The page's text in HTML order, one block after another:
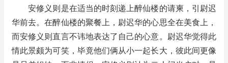
安修义则是在适当的时刻递上醉仙楼的请柬，引尉迟
华前去。在醉仙楼的聚餐上，尉迟华的心思全在美食上，
而安修义则直言不讳地表达了自己的心意。尉迟华觉得此
情此景颇为可笑，毕竟他们俩从小一起长大，彼此间更像